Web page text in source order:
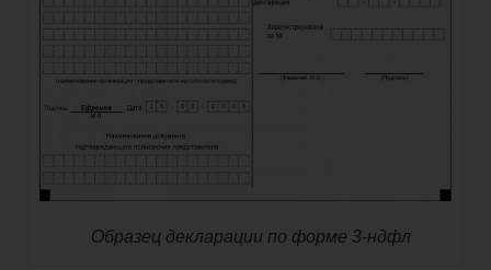
Образец декларации по форме 3-ндфл